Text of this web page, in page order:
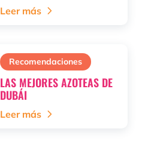
Leer más
Recomendaciones
LAS MEJORES AZOTEAS DE
DUBÁI
Leer más